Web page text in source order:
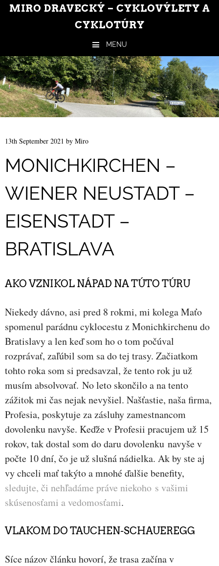
MIRO DRAVECKÝ – CYKLOVÝLETY A
CYKLOTÚRY
MENU
Skip to content
13th September 2021 by Miro
MONICHKIRCHEN –
WIENER NEUSTADT –
EISENSTADT –
BRATISLAVA
AKO VZNIKOL NÁPAD NA TÚTO TÚRU
Niekedy dávno, asi pred 8 rokmi, mi kolega Maťo
spomenul parádnu cyklocestu z Monichkirchenu do
Bratislavy a len keď som ho o tom počúval
rozprávať, zaľúbil som sa do tej trasy. Začiatkom
tohto roka som si predsavzal, že tento rok ju už
musím absolvovať. No leto skončilo a na tento
zážitok mi čas nejak nevyšiel. Našťastie, naša firma,
Profesia, poskytuje za zásluhy zamestnancom
dovolenku navyše. Keďže v Profesii pracujem už 15
rokov, tak dostal som do daru dovolenku navyše v
počte 10 dní, čo je už slušná nádielka. Ak by ste aj
vy chceli mať takýto a mnohé ďalšie benefity,
sledujte, či nehľadáme práve niekoho s vašimi
skúsenosťami a vedomosťami.
VLAKOM DO TAUCHEN-SCHAUEREGG
Síce názov článku hovorí, že trasa začína v